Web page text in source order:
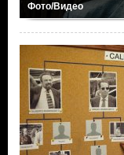
Фото/Видео